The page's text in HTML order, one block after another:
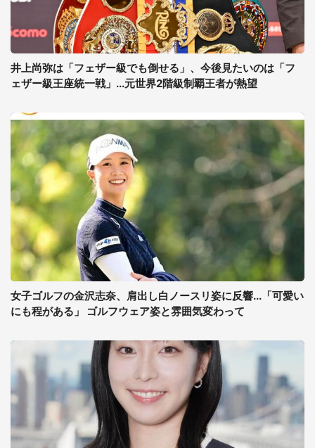
井上尚弥は「フェザー級でも倒せる」、今後見たいのは「フ
ェザー級王座統一戦」...元世界2階級制覇王者が熱望
女子ゴルフの金沢志奈、肩出し白ノースリ姿に反響...「可愛い
にも程がある」 ゴルフウェア姿と雰囲気変わって